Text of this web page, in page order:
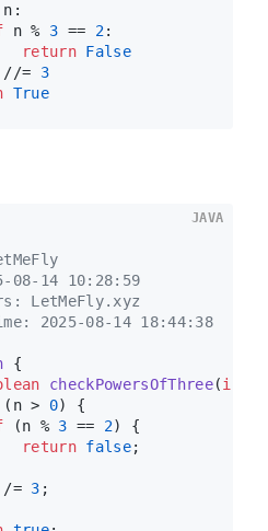
n:
n % 3 == 2:
return False
//=
3
True
08-14 10:28:59
LetMeFly.xyz
2025-08-14 18:44:38
{
checkPowersOfThree(int
(n > 0) {
(n % 3 == 2) {
return false;
/=
3 ;
JAVA